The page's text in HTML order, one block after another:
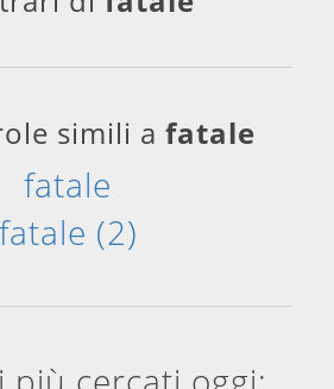
simili a fatale
fatale
fatale (2)